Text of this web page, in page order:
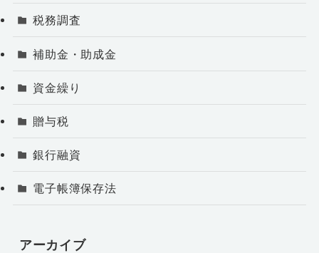
税務調査
補助金・助成金
資金繰り
贈与税
銀行融資
電子帳簿保存法
アーカイブ